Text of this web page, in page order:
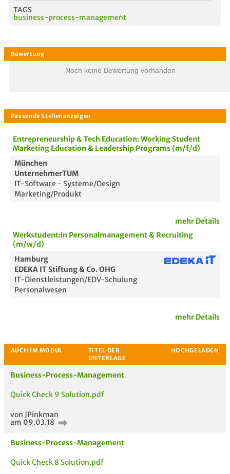
TAGS
business-process-management
Bewertung
Noch keine Bewertung vorhanden
Entrepreneurship & Tech Education: Working Student
Marketing Education & Leadership Programs (m/f/d)
München
UnternehmerTUM
IT-Software - Systeme/Design
Marketing/Produkt
mehr Details
Werkstudent:in Personalmanagement & Recruiting
(m/w/d)
Hamburg
EDEKA IT Stiftung & Co. OHG
IT-Dienstleistungen/EDV-Schulung
Personalwesen
mehr Details
Business-Process-Management
Quick Check 9 Solution.pdf
von JPinkman
am 09.03.18
Business-Process-Management
Quick Check 8 Solution.pdf